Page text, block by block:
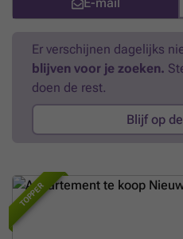
elektrische keuring * Geen lift
* Momenteel verhuurd op jaarbasis
Er verschijnen dagelijks
blijven voor je zoeken.
doen de rest.
Blijf op
TOPPER